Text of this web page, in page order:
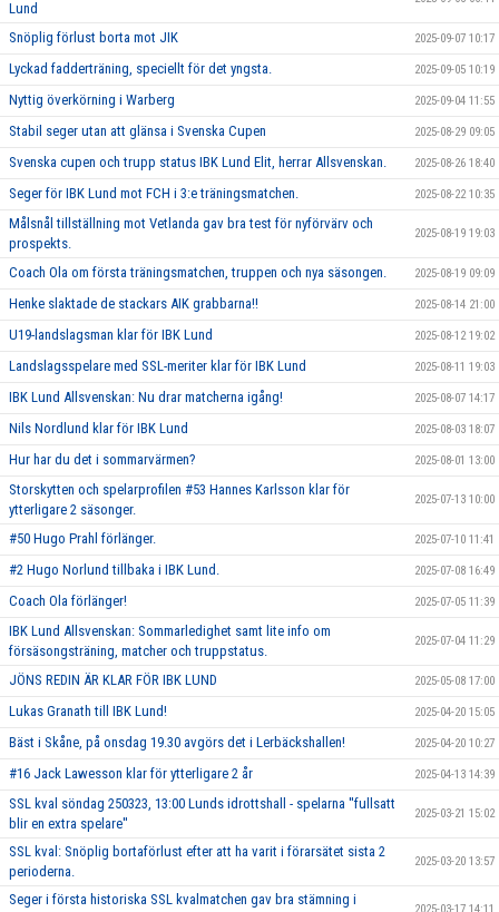
Lund
Snöplig förlust borta mot JIK 2025-09-07 10:17
Lyckad fadderträning, speciellt för det yngsta. 2025-09-05 10:19
Nyttig överkörning i Warberg 2025-09-04 11:55
Stabil seger utan att glänsa i Svenska Cupen 2025-08-29 09:05
Svenska cupen och trupp status IBK Lund Elit, herrar Allsvenskan. 2025-08-26 18:40
Seger för IBK Lund mot FCH i 3:e träningsmatchen. 2025-08-22 10:35
Målsnål tillställning mot Vetlanda gav bra test för nyförvärv och
prospekts.
2025-08-19 19:03
Coach Ola om första träningsmatchen, truppen och nya säsongen. 2025-08-19 09:09
Henke slaktade de stackars AIK grabbarna!! 2025-08-14 21:00
U19-landslagsman klar för IBK Lund 2025-08-12 19:02
Landslagsspelare med SSL-meriter klar för IBK Lund 2025-08-11 19:03
IBK Lund Allsvenskan: Nu drar matcherna igång! 2025-08-07 14:17
Nils Nordlund klar för IBK Lund 2025-08-03 18:07
Hur har du det i sommarvärmen? 2025-08-01 13:00
Storskytten och spelarprofilen #53 Hannes Karlsson klar för
ytterligare 2 säsonger.
2025-07-13 10:00
#50 Hugo Prahl förlänger. 2025-07-10 11:41
#2 Hugo Norlund tillbaka i IBK Lund. 2025-07-08 16:49
Coach Ola förlänger! 2025-07-05 11:39
IBK Lund Allsvenskan: Sommarledighet samt lite info om
försäsongsträning, matcher och truppstatus.
2025-07-04 11:29
JÖNS REDIN ÄR KLAR FÖR IBK LUND 2025-05-08 17:00
Lukas Granath till IBK Lund! 2025-04-20 15:05
Bäst i Skåne, på onsdag 19.30 avgörs det i Lerbäckshallen! 2025-04-20 10:27
#16 Jack Lawesson klar för ytterligare 2 år 2025-04-13 14:39
SSL kval söndag 250323, 13:00 Lunds idrottshall - spelarna ''fullsatt
blir en extra spelare''
2025-03-21 15:02
SSL kval: Snöplig bortaförlust efter att ha varit i förarsätet sista 2
perioderna.
2025-03-20 13:57
Seger i första historiska SSL kvalmatchen gav bra stämning i